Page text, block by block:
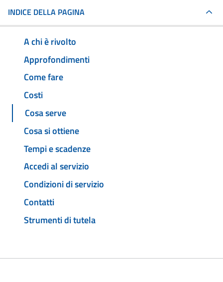
INDICE DELLA PAGINA
A chi è rivolto
Approfondimenti
Come fare
Costi
Cosa serve
Cosa si ottiene
Tempi e scadenze
Accedi al servizio
Condizioni di servizio
Contatti
Strumenti di tutela